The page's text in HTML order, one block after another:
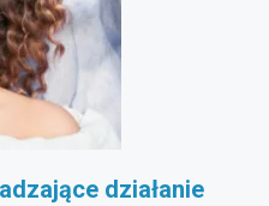
działanie